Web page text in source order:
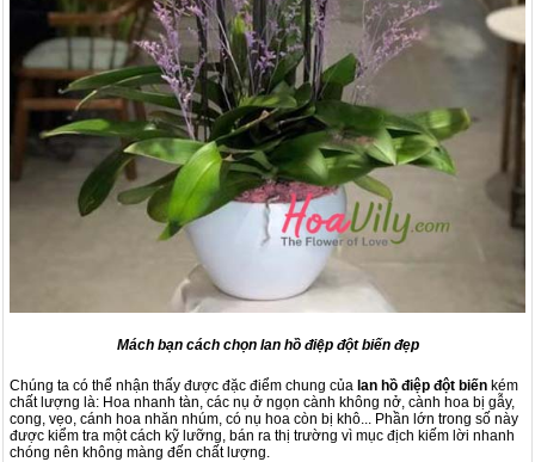
Mách bạn cách chọn lan hồ điệp đột biến đẹp
Chúng ta có thể nhận thấy được đặc điểm chung của lan hồ điệp đột biến kém
chất lượng là: Hoa nhanh tàn, các nụ ở ngọn cành không nở, cành hoa bị gẫy,
cong, vẹo, cánh hoa nhăn nhúm, có nụ hoa còn bị khô... Phần lớn trong số này
được kiểm tra một cách kỹ lưỡng, bán ra thị trường vì mục địch kiếm lời nhanh
chóng nên không màng đến chất lượng.